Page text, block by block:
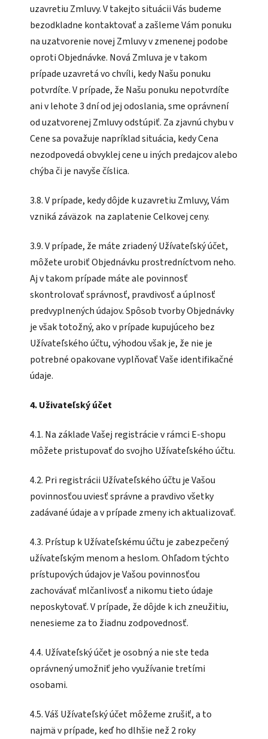
uzavretiu Zmluvy. V takejto situácii Vás budeme
bezodkladne kontaktovať a zašleme Vám ponuku
na uzatvorenie novej Zmluvy v zmenenej podobe
oproti Objednávke. Nová Zmluva je v takom
prípade uzavretá vo chvíli, kedy Našu ponuku
potvrdíte. V prípade, že Našu ponuku nepotvrdíte
ani v lehote 3 dní od jej odoslania, sme oprávnení
od uzatvorenej Zmluvy odstúpiť. Za zjavnú chybu v
Cene sa považuje napríklad situácia, kedy Cena
nezodpovedá obvyklej cene u iných predajcov alebo
chýba či je navyše číslica.
3.8. V prípade, kedy dôjde k uzavretiu Zmluvy, Vám
vzniká záväzok na zaplatenie Celkovej ceny.
3.9. V prípade, že máte zriadený Užívateľský účet,
môžete urobiť Objednávku prostredníctvom neho.
Aj v takom prípade máte ale povinnosť
skontrolovať správnosť, pravdivosť a úplnosť
predvyplnených údajov. Spôsob tvorby Objednávky
je však totožný, ako v prípade kupujúceho bez
Užívateľského účtu, výhodou však je, že nie je
potrebné opakovane vyplňovať Vaše identifikačné
údaje.
4. Uživateľský účet
4.1. Na základe Vašej registrácie v rámci E-shopu
môžete pristupovať do svojho Užívateľského účtu.
4.2. Pri registrácii Užívateľského účtu je Vašou
povinnosťou uviesť správne a pravdivo všetky
zadávané údaje a v prípade zmeny ich aktualizovať.
4.3. Prístup k Užívateľskému účtu je zabezpečený
užívateľským menom a heslom. Ohľadom týchto
prístupových údajov je Vašou povinnosťou
zachovávať mlčanlivosť a nikomu tieto údaje
neposkytovať. V prípade, že dôjde k ich zneužitiu,
nenesieme za to žiadnu zodpovednosť.
4.4. Užívateľský účet je osobný a nie ste teda
oprávnený umožniť jeho využívanie tretími
osobami.
4.5. Váš Užívateľský účet môžeme zrušiť, a to
najmä v prípade, keď ho dlhšie než 2 roky